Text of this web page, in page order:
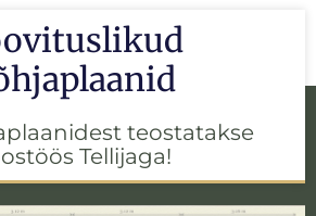
teostatakse
Tellijaga!